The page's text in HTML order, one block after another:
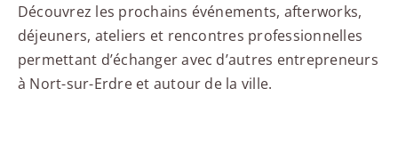
Découvrez les prochains événements, afterworks,
déjeuners, ateliers et rencontres professionnelles
permettant d’échanger avec d’autres entrepreneurs
à Nort-sur-Erdre et autour de la ville.